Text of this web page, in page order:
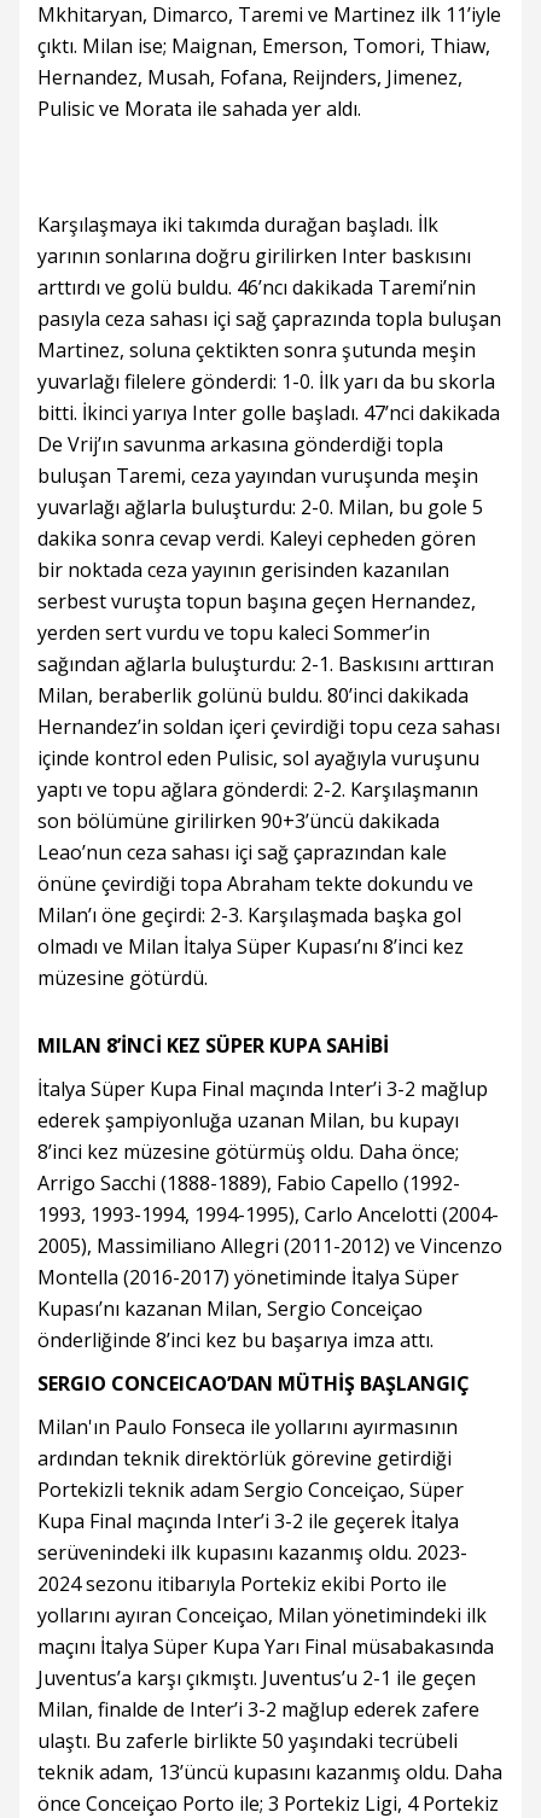
Mkhitaryan, Dimarco, Taremi ve Martinez ilk 11’iyle
çıktı. Milan ise; Maignan, Emerson, Tomori, Thiaw,
Hernandez, Musah, Fofana, Reijnders, Jimenez,
Pulisic ve Morata ile sahada yer aldı.
Karşılaşmaya iki takımda durağan başladı. İlk
yarının sonlarına doğru girilirken Inter baskısını
arttırdı ve golü buldu. 46’ncı dakikada Taremi’nin
pasıyla ceza sahası içi sağ çaprazında topla buluşan
Martinez, soluna çektikten sonra şutunda meşin
yuvarlağı filelere gönderdi: 1-0. İlk yarı da bu skorla
bitti. İkinci yarıya Inter golle başladı. 47’nci dakikada
De Vrij’ın savunma arkasına gönderdiği topla
buluşan Taremi, ceza yayından vuruşunda meşin
yuvarlağı ağlarla buluşturdu: 2-0. Milan, bu gole 5
dakika sonra cevap verdi. Kaleyi cepheden gören
bir noktada ceza yayının gerisinden kazanılan
serbest vuruşta topun başına geçen Hernandez,
yerden sert vurdu ve topu kaleci Sommer’in
sağından ağlarla buluşturdu: 2-1. Baskısını arttıran
Milan, beraberlik golünü buldu. 80’inci dakikada
Hernandez’in soldan içeri çevirdiği topu ceza sahası
içinde kontrol eden Pulisic, sol ayağıyla vuruşunu
yaptı ve topu ağlara gönderdi: 2-2. Karşılaşmanın
son bölümüne girilirken 90+3’üncü dakikada
Leao’nun ceza sahası içi sağ çaprazından kale
önüne çevirdiği topa Abraham tekte dokundu ve
Milan’ı öne geçirdi: 2-3. Karşılaşmada başka gol
olmadı ve Milan İtalya Süper Kupası’nı 8’inci kez
müzesine götürdü.
MILAN 8’İNCİ KEZ SÜPER KUPA SAHİBİ
İtalya Süper Kupa Final maçında Inter’i 3-2 mağlup
ederek şampiyonluğa uzanan Milan, bu kupayı
8’inci kez müzesine götürmüş oldu. Daha önce;
Arrigo Sacchi (1888-1889), Fabio Capello (1992-
1993, 1993-1994, 1994-1995), Carlo Ancelotti (2004-
2005), Massimiliano Allegri (2011-2012) ve Vincenzo
Montella (2016-2017) yönetiminde İtalya Süper
Kupası’nı kazanan Milan, Sergio Conceiçao
önderliğinde 8’inci kez bu başarıya imza attı.
SERGIO CONCEICAO’DAN MÜTHİŞ BAŞLANGIÇ
Milan'ın Paulo Fonseca ile yollarını ayırmasının
ardından teknik direktörlük görevine getirdiği
Portekizli teknik adam Sergio Conceiçao, Süper
Kupa Final maçında Inter’i 3-2 ile geçerek İtalya
serüvenindeki ilk kupasını kazanmış oldu. 2023-
2024 sezonu itibarıyla Portekiz ekibi Porto ile
yollarını ayıran Conceiçao, Milan yönetimindeki ilk
maçını İtalya Süper Kupa Yarı Final müsabakasında
Juventus’a karşı çıkmıştı. Juventus’u 2-1 ile geçen
Milan, finalde de Inter’i 3-2 mağlup ederek zafere
ulaştı. Bu zaferle birlikte 50 yaşındaki tecrübeli
teknik adam, 13’üncü kupasını kazanmış oldu. Daha
önce Conceiçao Porto ile; 3 Portekiz Ligi, 4 Portekiz